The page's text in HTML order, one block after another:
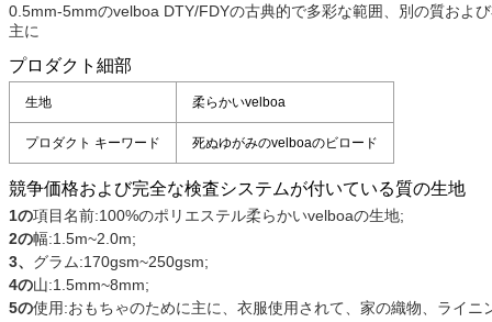
0.5mm-5mmのvelboa DTY/FDYの古典的で多彩な範囲、別の質およ
主に
プロダクト細部
生地 柔らかいvelboa
プロダクト キーワード 死ぬゆがみのvelboaのビロード
競争価格および完全な検査システムが付いている質の生地
1の項目名前:100%のポリエステル柔らかいvelboaの生地;
2の幅:1.5m~2.0m;
3、 グラム:170gsm~250gsm;
4の山:1.5mm~8mm;
5の使用:おもちゃのために主に、衣服使用されて、家の織物、ライ